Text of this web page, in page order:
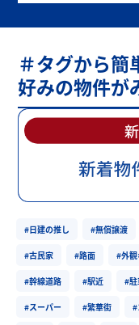
＃タグから簡
好みの物件が
#日建の推し #無償譲渡
#古民家 #路面 #外
#幹線道路 #駅近 #
#スーパー #繁華街 #